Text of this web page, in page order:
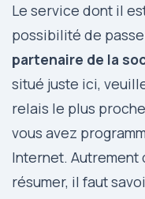
Le service dont il
possibilité de
partenaire de la
situé juste ici,
relais le plus
vous avez
Internet. Autrement
résumer, il faut